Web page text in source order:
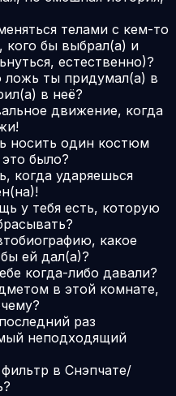
телами с кем-то
кого бы выбрал(а) и
естественно)?
ты придумал(а) в
в неё?
движение, когда
носить один костюм
было?
когда ударяешься
у тебя есть, которую
какое
ей дал(а)?
когда-либо давали?
в этой комнате,
раз
неподходящий
в Снэпчате/